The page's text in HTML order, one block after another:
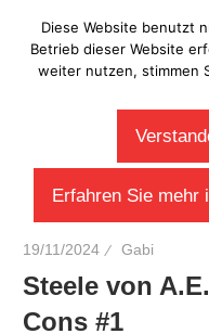
Inhalt
springen
19/11/2024 Gabi
Steele von
Cons #1
Diese Website benutzt
Betrieb dieser Website
weiter nutzen, stimmen
Erfahren Sie mehr